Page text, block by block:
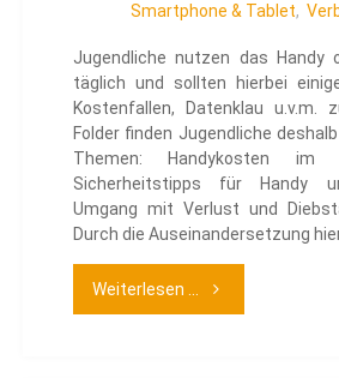
Smartphone & Tablet,
Jugendliche nutzen das Handy
täglich und sollten hierbei
Kostenfallen, Datenklau u.v.m.
Folder finden Jugendliche
Themen: Handykosten im
Sicherheitstipps für Handy
Umgang mit Verlust und
Durch die Auseinandersetzung
Weiterlesen ... "Handy